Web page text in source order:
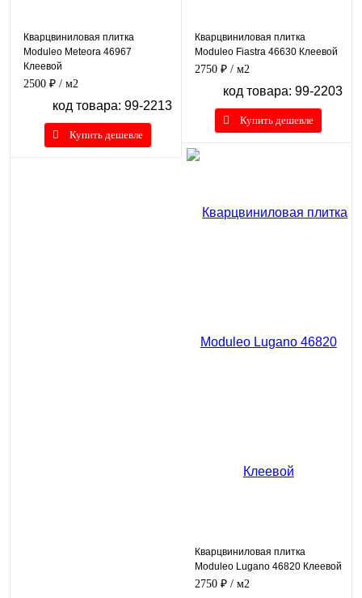
Кварцвиниловая плитка
Moduleo Meteora 46967
Клеевой
2500 ₽ / м2
код товара: 99-2213
Купить дешевле
Кварцвиниловая плитка
Moduleo Fiastra 46630 Клеевой
2750 ₽ / м2
код товара: 99-2203
Купить дешевле
Кварцвиниловая плитка
Moduleo Lugano 46820 Клеевой
2750 ₽ / м2